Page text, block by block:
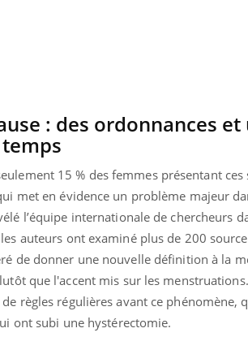
: des ordonnances
15 % des femmes présentant
met en évidence un problème majeur
l’équipe internationale de chercheurs
auteurs ont examiné plus de 200
de donner une nouvelle définition à la
que l'accent mis sur les
règles régulières avant ce
ont subi une hystérectomie.